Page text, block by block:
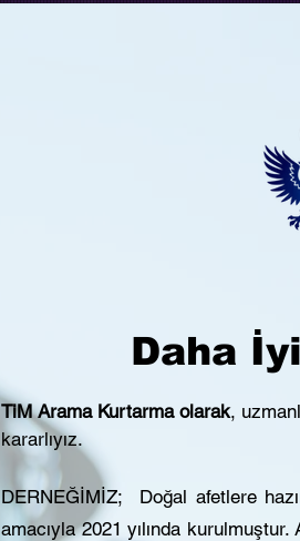
Daha
TiM Arama Kurtarma olarak,
kararlıyız.
DERNEĞİMİZ; Doğal afetlere
amacıyla 2021 yılında